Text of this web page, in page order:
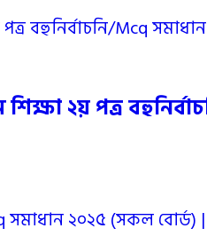
২য় পত্র